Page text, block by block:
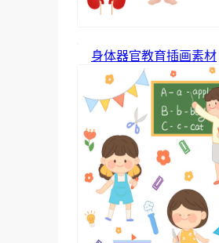
身体器官教育插画素材